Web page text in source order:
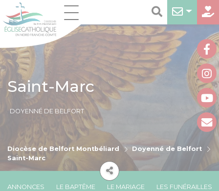
Saint-Marc
DOYENNÉ DE BELFORT
Diocèse de Belfort Montbéliard
Doyenné de Belfort
Saint-Marc
ANNONCES LE BAPTÊME LE MARIAGE
LES FUNÉRAILLES